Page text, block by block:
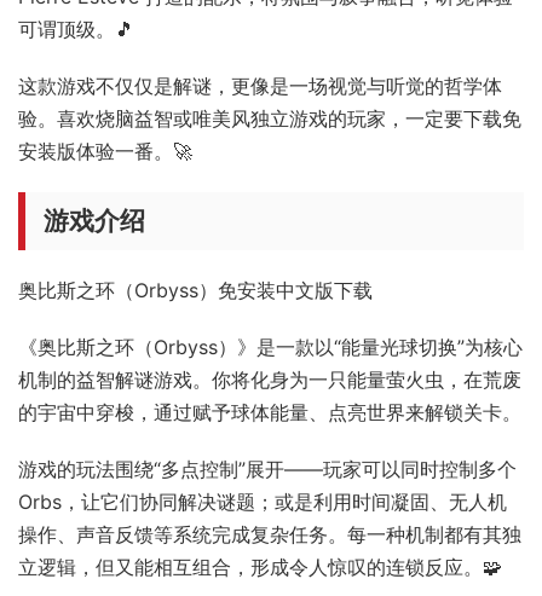
可谓顶级。🎵
这款游戏不仅仅是解谜，更像是一场视觉与听觉的哲学体
验。喜欢烧脑益智或唯美风独立游戏的玩家，一定要下载免
安装版体验一番。🚀
游戏介绍
奥比斯之环（Orbyss）免安装中文版下载
《奥比斯之环（Orbyss）》是一款以“能量光球切换”为核心
机制的益智解谜游戏。你将化身为一只能量萤火虫，在荒废
的宇宙中穿梭，通过赋予球体能量、点亮世界来解锁关卡。
游戏的玩法围绕“多点控制”展开——玩家可以同时控制多个
Orbs，让它们协同解决谜题；或是利用时间凝固、无人机
操作、声音反馈等系统完成复杂任务。每一种机制都有其独
立逻辑，但又能相互组合，形成令人惊叹的连锁反应。🧩